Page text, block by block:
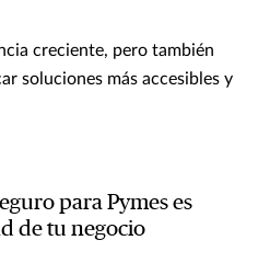
creciente, pero también
soluciones más accesibles y
para Pymes es
de tu negocio